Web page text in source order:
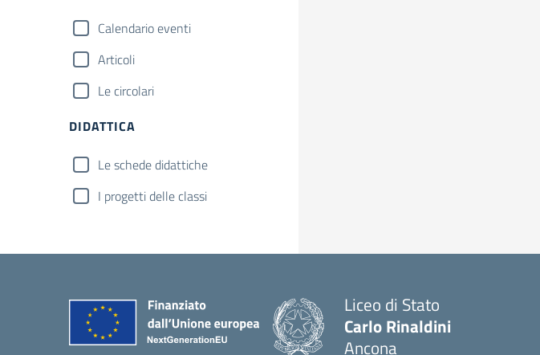
Calendario eventi
Articoli
Le circolari
DIDATTICA
Le schede didattiche
I progetti delle classi
Liceo di Stato
Carlo Rinaldini
Ancona